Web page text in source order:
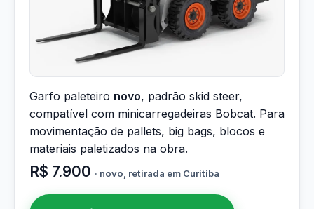
Garfo paleteiro novo, padrão skid steer,
compatível com minicarregadeiras Bobcat. Para
movimentação de pallets, big bags, blocos e
materiais paletizados na obra.
R$ 7.900 · novo, retirada em Curitiba